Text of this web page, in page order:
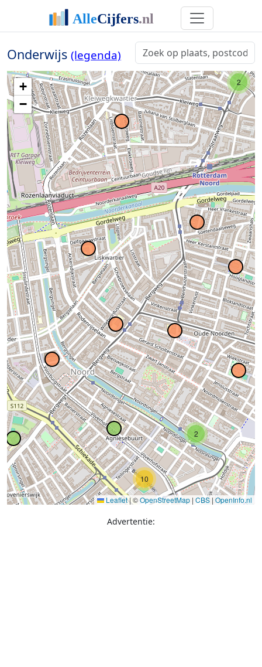
Onderwijs (legenda)
2
2
2
10
+
−
Leaflet|©OpenStreetMap | CBS | OpenInfo.nl
Advertentie: